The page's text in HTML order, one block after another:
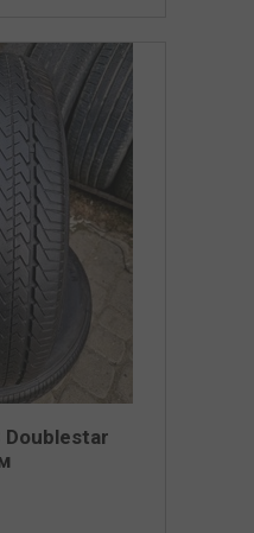
Doublestar